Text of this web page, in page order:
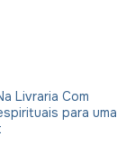
Livraria Com
para uma